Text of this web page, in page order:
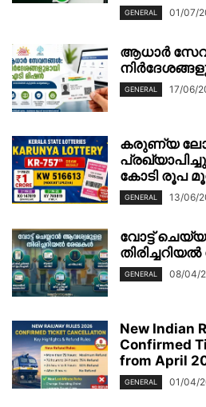
GENERAL 01/07/
ആധാർ
GENERAL 17/06/
കരുണ്യ
കോടി രൂപ
GENERAL 13/06/
വോട്ട്
GENERAL 08/04/
New Indian
Confirmed
from April
GENERAL 01/04/